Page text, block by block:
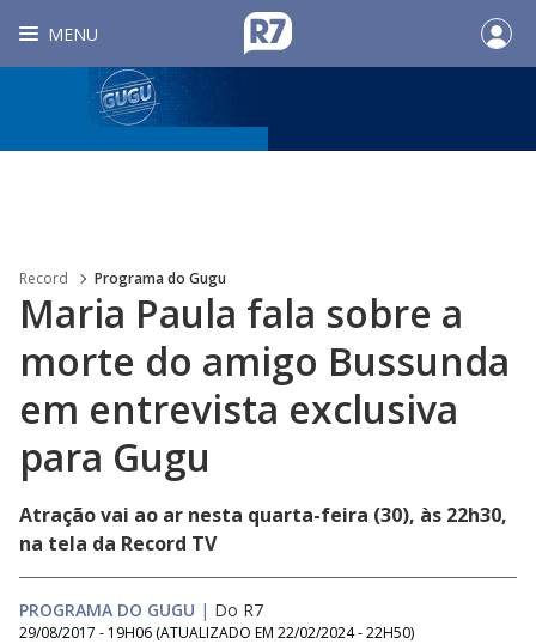
MENU
Record Programa do Gugu
Maria Paula fala sobre a
morte do amigo Bussunda
em entrevista exclusiva
para Gugu
Atração vai ao ar nesta quarta-feira (30), às 22h30,
na tela da Record TV
PROGRAMA DO GUGU | Do R7
29/08/2017 - 19H06 (ATUALIZADO EM 22/02/2024 - 22H50)